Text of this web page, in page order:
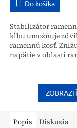
Do košíka
Stabilizátor
kĺbu umožňuje
ramennú kosť.
napätie v oblasti
túto časť tela.
Popis Diskusia